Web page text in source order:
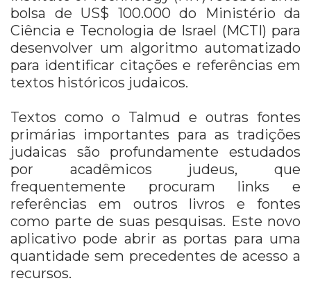
bolsa de US$ 100.000 do Ministério da
Ciência e Tecnologia de Israel (MCTI) para
desenvolver um algoritmo automatizado
para identificar citações e referências em
textos históricos judaicos.
Textos como o Talmud e outras fontes
primárias importantes para as tradições
judaicas são profundamente estudados
por acadêmicos judeus, que
frequentemente procuram links e
referências em outros livros e fontes
como parte de suas pesquisas. Este novo
aplicativo pode abrir as portas para uma
quantidade sem precedentes de acesso a
recursos.